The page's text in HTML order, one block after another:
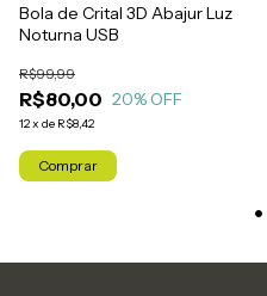
Bola de Crital 3D Abajur Luz
Noturna USB
R$80,00
R$99,99
20% OFF
12x de R$8,42
Comprar